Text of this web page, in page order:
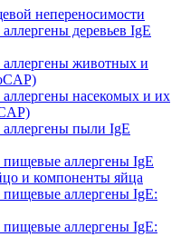
непереносимости
деревьев IgE
животных и
насекомых и их
пыли IgE
аллергены IgE
и компоненты яйца
аллергены IgE:
аллергены IgE: